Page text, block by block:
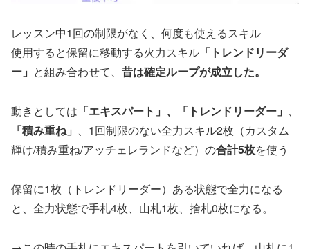
レッスン中1回の制限がなく、何度も使えるスキル
使用すると保留に移動する火力スキル 「トレンドリーダ
ー」 と組み合わせて、 昔は確定ループが成立した。
動きとしては 「エキスパート」、「トレンドリーダー」 、
「積み重ね」 、1回制限のない全力スキル2枚（カスタム
輝け/積み重ね/アッチェレランドなど）の合計5枚を使う
保留に1枚（トレンドリーダー）ある状態で全力になる
と、全力状態で手札4枚、山札1枚、捨札0枚になる。